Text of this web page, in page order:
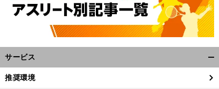
サービス
閉
推奨環境